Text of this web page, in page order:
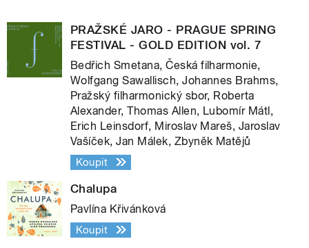
PRAŽSKÉ JARO - PRAGUE SPRING
FESTIVAL - GOLD EDITION vol. 7
Bedřich Smetana, Česká filharmonie,
Wolfgang Sawallisch, Johannes Brahms,
Pražský filharmonický sbor, Roberta
Alexander, Thomas Allen, Lubomír Mátl,
Erich Leinsdorf, Miroslav Mareš, Jaroslav
Vašíček, Jan Málek, Zbyněk Matějů
Koupit
Chalupa
Pavlína Křivánková
Koupit